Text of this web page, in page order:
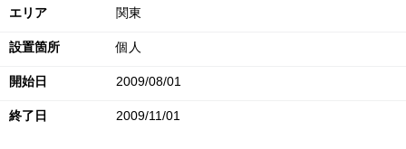
エリア 関東
設置箇所 個人
開始日 2009/08/01
終了日 2009/11/01